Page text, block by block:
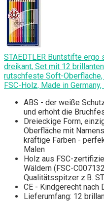
STAEDTLER Buntstifte
dreikant, Set mit 12
rutschfeste Soft-Oberfläche,
FSC-Holz, Made in
ABS - der weiße
und erhöht die
Dreieckige Form,
Oberfläche mit
kräftige Farben -
Malen
Holz aus FSC-
Wäldern (FSC-
Qualitätsspitzer z.B.
CE - Kindgerecht nach
Lieferumfang: 12